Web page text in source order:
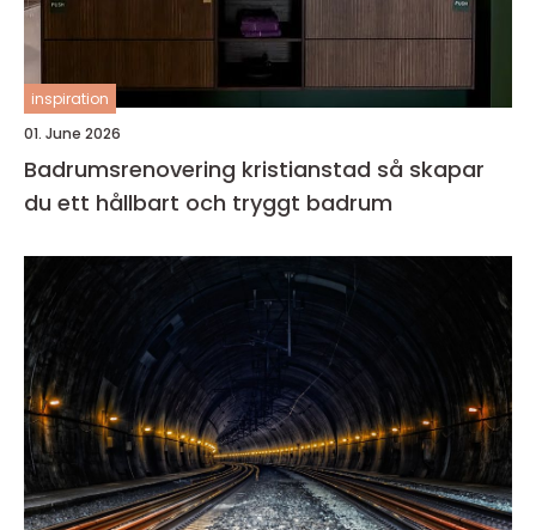
inspiration
01. June 2026
Badrumsrenovering kristianstad så skapar
du ett hållbart och tryggt badrum